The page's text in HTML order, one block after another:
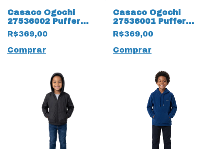
Casaco Ogochi
27536002 Puffer
Essential 19780
Infantil
R$369,00
Comprar
Casaco Ogochi
27536001 Puffer
Essential 19799
Infantil
R$369,00
Comprar